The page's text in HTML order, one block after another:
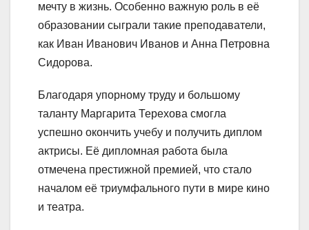
мечту в жизнь. Особенно важную роль в её
образовании сыграли такие преподаватели,
как Иван Иванович Иванов и Анна Петровна
Сидорова.
Благодаря упорному труду и большому
таланту Маргарита Терехова смогла
успешно окончить учебу и получить диплом
актрисы. Её дипломная работа была
отмечена престижной премией, что стало
началом её триумфального пути в мире кино
и театра.